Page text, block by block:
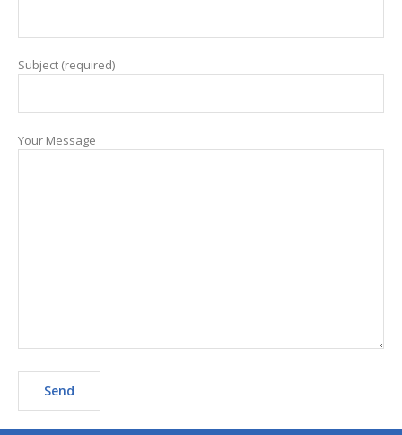
Subject (required)
Your Message